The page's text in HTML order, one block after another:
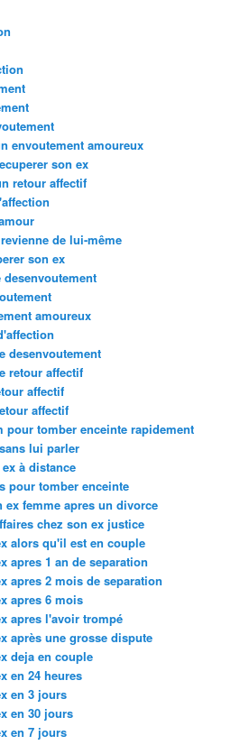
envoutement amoureux
son ex
retour affectif
de lui-même
son ex
amoureux
desenvoutement
retour affectif
affectif
affectif
pour tomber enceinte rapidement
lui parler
à distance
pour tomber enceinte
femme apres un divorce
chez son ex justice
alors qu'il est en couple
apres 1 an de separation
apres 2 mois de separation
apres 6 mois
apres l'avoir trompé
après une grosse dispute
deja en couple
en 24 heures
en 3 jours
en 30 jours
en 7 jours